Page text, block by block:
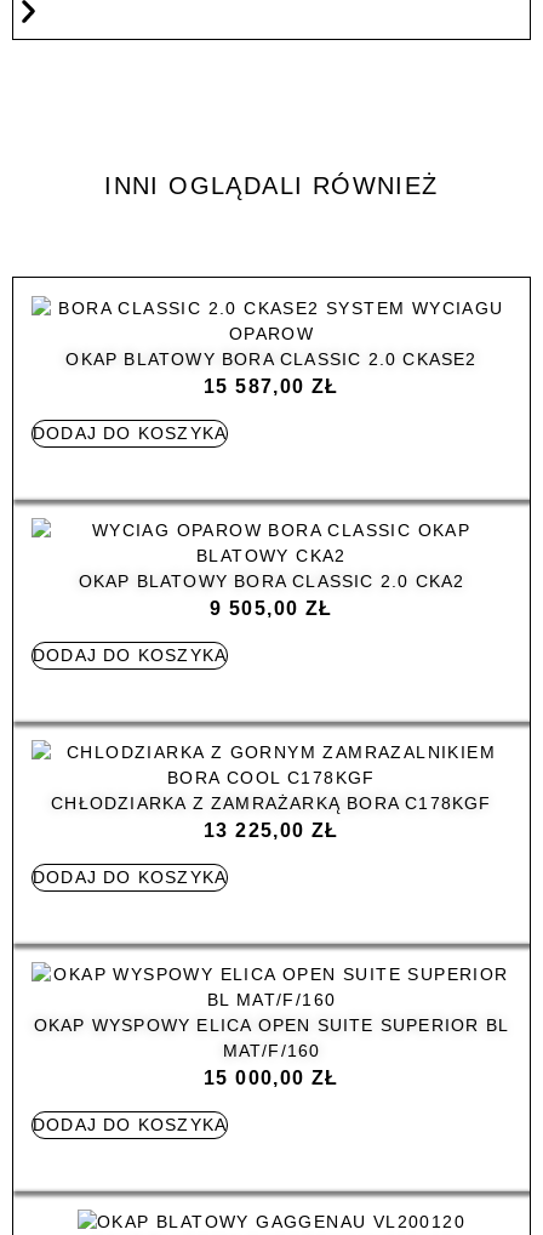
INNI OGLĄDALI RÓWNIEŻ
OKAP BLATOWY BORA CLASSIC 2.0 CKASE2
15 587,00ZŁ
DODAJ DO KOSZYKA
OKAP BLATOWY BORA CLASSIC 2.0 CKA2
9 505,00 ZŁ
DODAJ DO KOSZYKA
CHŁODZIARKA Z ZAMRAŻARKĄ BORA C178KGF
13 225,00ZŁ
DODAJ DO KOSZYKA
OKAP WYSPOWY ELICA OPEN SUITE SUPERIOR BL
MAT/F/160
15 000,00ZŁ
DODAJ DO KOSZYKA